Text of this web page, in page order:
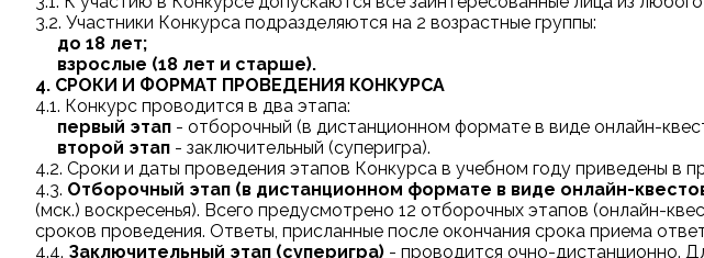
3.2. Участники Конкурса подразделяются на 2 возрастные группы:
до 18 лет;
взрослые (18 лет и старше).
4. СРОКИ И ФОРМАТ ПРОВЕДЕНИЯ КОНКУРСА
4.1. Конкурс проводится в два этапа:
первый этап - отборочный (в дистанционном формате в виде онлайн-
второй этап - заключительный (суперигра).
4.2. Сроки и даты проведения этапов Конкурса в учебном году приведены в
4.3. Отборочный этап (в дистанционном формате в виде онлайн-
(мск.) воскресенья). Всего предусмотрено 12 отборочных этапов (онлайн-
сроков проведения. Ответы, присланные после окончания срока приема
4.4. Заключительный этап (суперигра) - проводится очно-дистанционно.